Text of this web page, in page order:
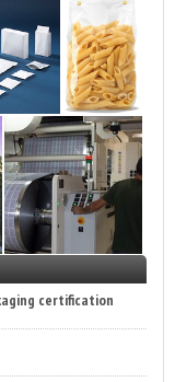
certification